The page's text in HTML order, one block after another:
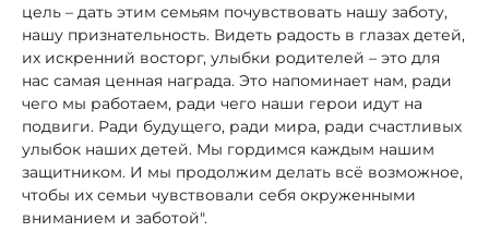
цель – дать этим семьям почувствовать нашу заботу,
нашу признательность. Видеть радость в глазах детей,
их искренний восторг, улыбки родителей – это для
нас самая ценная награда. Это напоминает нам, ради
чего мы работаем, ради чего наши герои идут на
подвиги. Ради будущего, ради мира, ради счастливых
улыбок наших детей. Мы гордимся каждым нашим
защитником. И мы продолжим делать всё возможное,
чтобы их семьи чувствовали себя окруженными
вниманием и заботой".